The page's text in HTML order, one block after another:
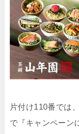
片付け110番では
で『キャンペーン